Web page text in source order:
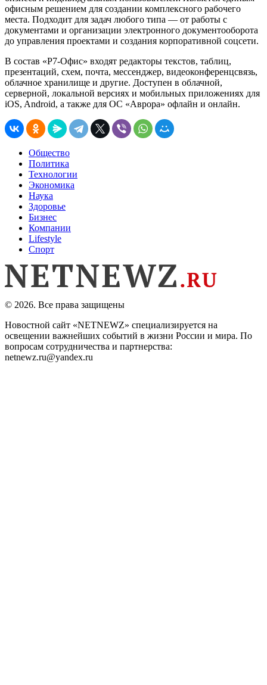
офисным решением для создании комплексного рабочего
места. Подходит для задач любого типа — от работы с
документами и организации электронного документооборота
до управления проектами и создания корпоративной соцсети.
В состав «Р7-Офис» входят редакторы текстов, таблиц,
презентаций, схем, почта, мессенджер, видеоконференцсвязь,
облачное хранилище и другие. Доступен в облачной,
серверной, локальной версиях и мобильных приложениях для
iOS, Android, а также для ОС «Аврора» офлайн и онлайн.
Общество
Политика
Технологии
Экономика
Наука
Здоровье
Бизнес
Компании
Lifestyle
Спорт
© 2026. Все права защищены
Новостной сайт «NETNEWZ» специализируется на
освещении важнейших событий в жизни России и мира. По
вопросам сотрудничества и партнерства:
netnewz.ru@yandex.ru